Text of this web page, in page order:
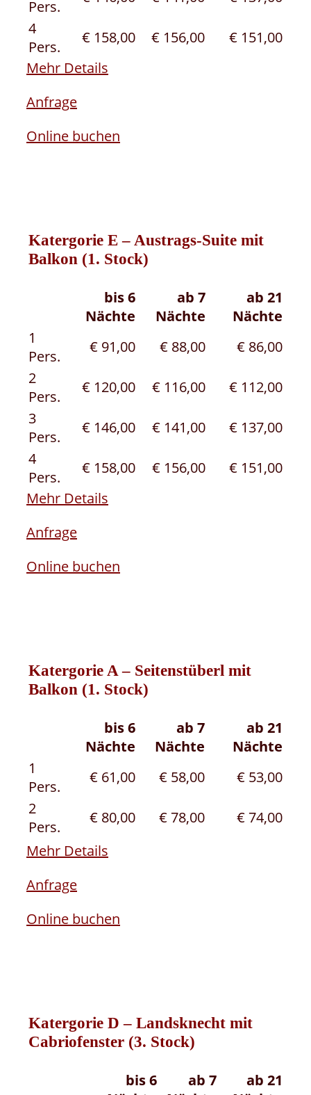
Pers.
4
Pers.
€ 158,00 € 156,00
€ 151,00
Mehr Details
Anfrage
Online buchen
Katergorie E – Austrags-Suite mit
Balkon (1. Stock)
bis 6
Nächte
ab 7
Nächte
ab 21
Nächte
1
Pers.
€ 91,00 € 88,00
€ 86,00
2
Pers.
€ 120,00 € 116,00
€ 112,00
3
Pers.
€ 146,00 € 141,00
€ 137,00
4
Pers.
€ 158,00 € 156,00
€ 151,00
Mehr Details
Anfrage
Online buchen
Katergorie A – Seitenstüberl mit
Balkon (1. Stock)
bis 6
Nächte
ab 7
Nächte
ab 21
Nächte
1
Pers.
€ 61,00 € 58,00
€ 53,00
2
Pers.
€ 80,00 € 78,00
€ 74,00
Mehr Details
Anfrage
Online buchen
Katergorie D – Landsknecht mit
Cabriofenster (3. Stock)
bis 6
ab 7
ab 21